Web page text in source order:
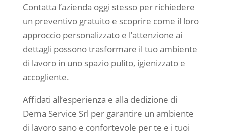
Contatta l’azienda oggi stesso per richiedere
un preventivo gratuito e scoprire come il loro
approccio personalizzato e l’attenzione ai
dettagli possono trasformare il tuo ambiente
di lavoro in uno spazio pulito, igienizzato e
accogliente.
Affidati all’esperienza e alla dedizione di
Dema Service Srl per garantire un ambiente
di lavoro sano e confortevole per te e i tuoi